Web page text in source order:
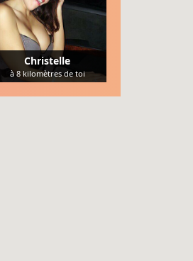
Christelle
à8kilomètres de toi